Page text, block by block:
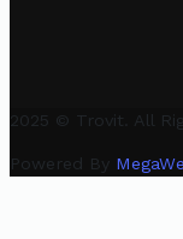
2025 © Trovit. All
Powered By